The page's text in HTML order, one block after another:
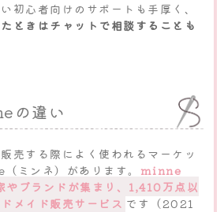
初心者向けのサポートも手厚く、
ときはチャットで相談することも
の違い
売する際によく使われるマーケッ
ミンネ）があります。 minne
やブランドが集まり、1,410万点以
メイド販売サービス です（2021